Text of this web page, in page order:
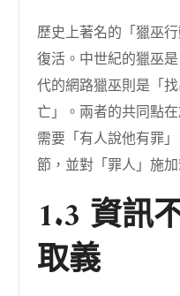
歷史上著名的「獵巫
復活。中世紀的獵巫
代的網路獵巫則是「
亡」。兩者的共同點
需要「有人說他有罪
節，並對「罪人」施加
1.3 資訊
取義